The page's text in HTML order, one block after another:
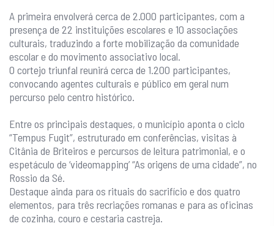
A primeira envolverá cerca de 2.000 participantes, com a
presença de 22 instituições escolares e 10 associações
culturais, traduzindo a forte mobilização da comunidade
escolar e do movimento associativo local.
O cortejo triunfal reunirá cerca de 1.200 participantes,
convocando agentes culturais e público em geral num
percurso pelo centro histórico.
Entre os principais destaques, o município aponta o ciclo
“Tempus Fugit”, estruturado em conferências, visitas à
Citânia de Briteiros e percursos de leitura patrimonial, e o
espetáculo de ‘videomapping’ “As origens de uma cidade”, no
Rossio da Sé.
Destaque ainda para os rituais do sacrifício e dos quatro
elementos, para três recriações romanas e para as oficinas
de cozinha, couro e cestaria castreja.